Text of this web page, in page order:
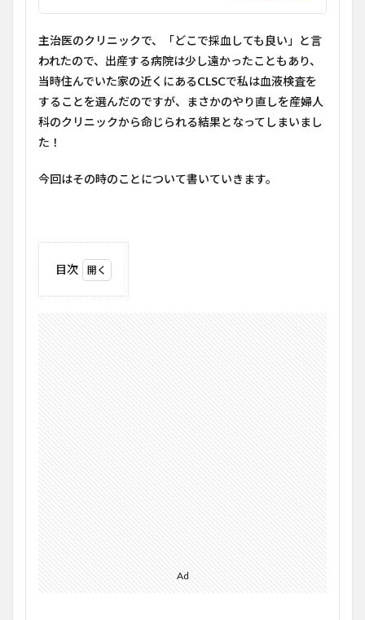
主治医のクリニックで、「どこで採血しても良い」と言
われたので、出産する病院は少し遠かったこともあり、
当時住んでいた家の近くにあるCLSCで私は血液検査を
することを選んだのですが、まさかのやり直しを産婦人
科のクリニックから命じられる結果となってしまいまし
た！
今回はその時のことについて書いていきます。
目次
Ad